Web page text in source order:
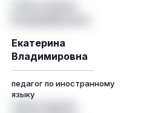
Екатерина
Владимировна
педагог по иностранному
языку